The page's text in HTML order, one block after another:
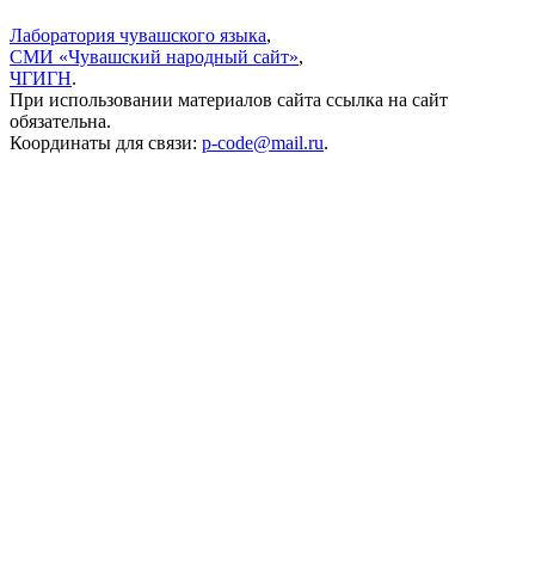
Лаборатория чувашского языка,
СМИ «Чувашский народный сайт»,
ЧГИГН.
При использовании материалов сайта ссылка на сайт
обязательна.
Координаты для связи: p-code@mail.ru.